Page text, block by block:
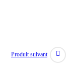
Produit suivant